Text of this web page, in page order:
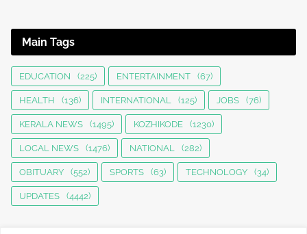
Main Tags
EDUCATION (225) ENTERTAINMENT (67)
HEALTH (136) INTERNATIONAL (125) JOBS (76)
KERALA NEWS (1495) KOZHIKODE (1230)
LOCAL NEWS (1476) NATIONAL (282)
OBITUARY (552) SPORTS (63) TECHNOLOGY (34)
UPDATES (4442)